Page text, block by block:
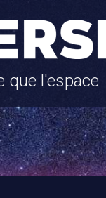
que l'espace